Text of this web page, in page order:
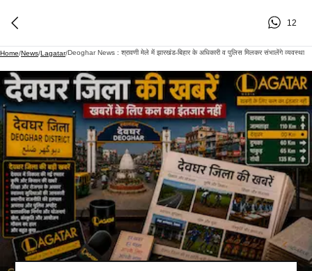
12
Home/News/Lagatar/Deoghar News : श्रावणी मेले में झारखंड-बिहार के अधिकारी व पुलिस मिलकर संभालेंगे व्यवस्था